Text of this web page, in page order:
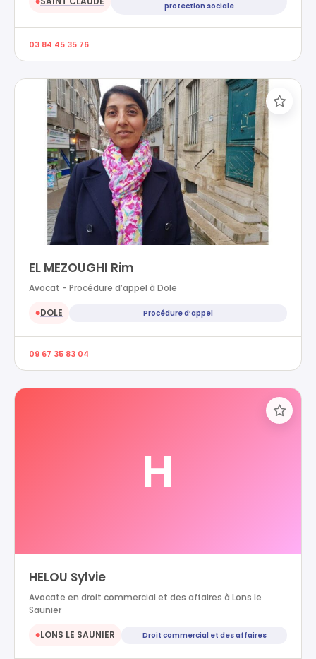
protection sociale
03 84 45 35 76
EL MEZOUGHI Rim
Avocat - Procédure d’appel à Dole
●DOLE Procédure d’appel
09 67 35 83 04
H
HELOU Sylvie
Avocate en droit commercial et des affaires à Lons le
Saunier
●LONS LE SAUNIER Droit commercial et des affaires